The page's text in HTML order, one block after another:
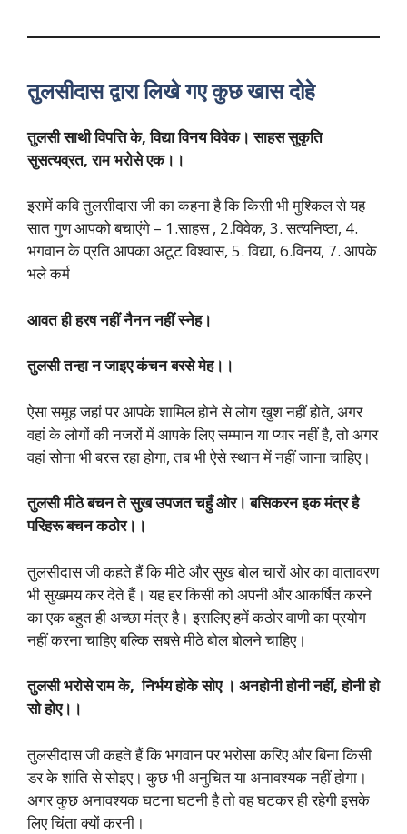
तुलसीदासद्वारालिखेगएकुछखासदोहे
तुलसीसाथीविपत्तिके,विद्याविनयविवेक। साहससुकृति
सुसत्यव्रत,रामभरोसेएक।।
इसमें कवि तुलसीदास जी का कहना है कि किसी भी मुश्किल से यह
सात गुण आपको बचाएंगे – 1.साहस , 2.विवेक, 3. सत्यनिष्ठा, 4.
भगवान के प्रति आपका अटूट विश्वास, 5. विद्या, 6.विनय, 7. आपके
भले कर्म
आवतहीहरषनहींनैनननहींस्नेह।
तुलसीतन्हानजाइएकंचनबरसेमेह।।
ऐसा समूह जहां पर आपके शामिल होने से लोग खुश नहीं होते, अगर
वहां के लोगों की नजरों में आपके लिए सम्मान या प्यार नहीं है, तो अगर
वहां सोना भी बरस रहा होगा, तब भी ऐसे स्थान में नहीं जाना चाहिए।
तुलसीमीठेबचनतेसुखउपजतचहुँओर। बसिकरनइकमंत्रहै
परिहरूबचनकठोर।।
तुलसीदास जी कहते हैं कि मीठे और सुख बोल चारों ओर का वातावरण
भी सुखमय कर देते हैं। यह हर किसी को अपनी और आकर्षित करने
का एक बहुत ही अच्छा मंत्र है। इसलिए हमें कठोर वाणी का प्रयोग
नहीं करना चाहिए बल्कि सबसे मीठे बोल बोलने चाहिए।
तुलसीभरोसेरामके,निर्भयहोकेसोए । अनहोनीहोनीनहीं,होनीहो
सोहोए।।
तुलसीदास जी कहते हैं कि भगवान पर भरोसा करिए और बिना किसी
डर के शांति से सोइए। कुछ भी अनुचित या अनावश्यक नहीं होगा।
अगर कुछ अनावश्यक घटना घटनी है तो वह घटकर ही रहेगी इसके
लिए चिंता क्यों करनी।